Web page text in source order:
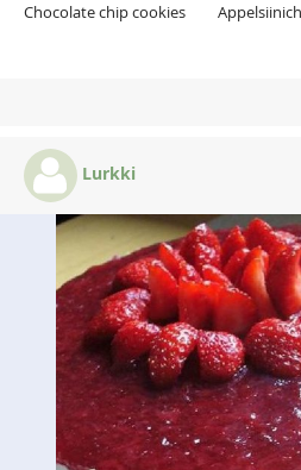
Chocolate chip cookies
Lurkki